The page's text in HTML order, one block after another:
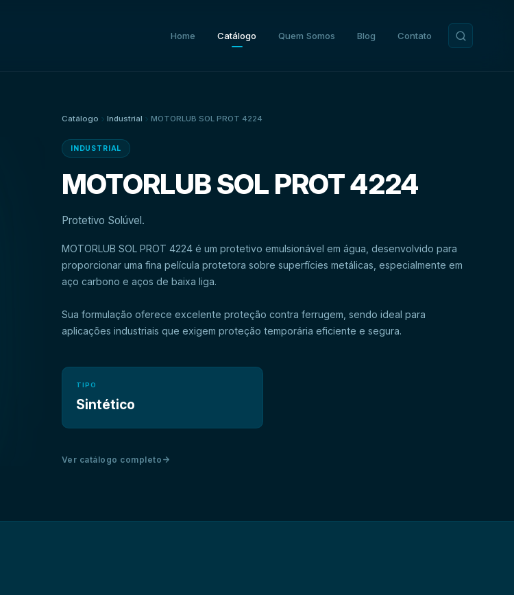
Home Catálogo Quem Somos Blog Contato
Catálogo Industrial MOTORLUB SOL PROT 4224
INDUSTRIAL
MOTORLUB SOL PROT 4224
Protetivo Solúvel.
MOTORLUB SOL PROT 4224 é um protetivo emulsionável em água, desenvolvido para
proporcionar uma fina película protetora sobre superfícies metálicas, especialmente em
Sua formulação oferece excelente proteção contra ferrugem, sendo ideal para
Indicado para a proteção interoperacional de peças metálicas, o MOTORLUB SOL PROT
TIPO
Sintético
Ver catálogo completo